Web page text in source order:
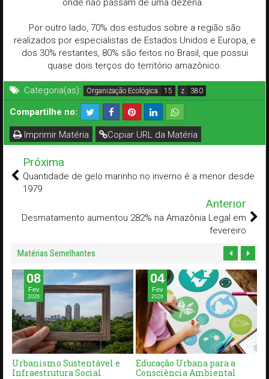
onde não passam de uma dezena.
Por outro lado, 70% dos estudos sobre a região são
realizados por especialistas de Estados Unidos e Europa, e
dos 30% restantes, 80% são feitos no Brasil, que possui
quase dois terços do território amazônico.
Categoria(as): Organização Ecológica z
Compartilhe no:
Copiar URL da Matéria
Imprimir Matéria
Próxima
Quantidade de gelo marinho no inverno é a menor desde
1979
Anterior
Desmatamento aumentou 282% na Amazônia Legal em
fevereiro
Matérias Semelhantes
08
Fev
2026
Urbanismo Sustentável e
Infraestrutura Social
04
Fev
2026
Educação Urbana para a
Consciência Ambiental